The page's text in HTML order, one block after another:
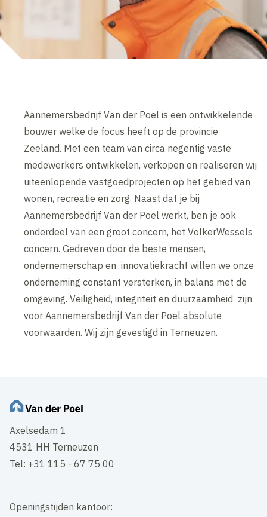
Aannemersbedrijf Van der Poel is een ontwikkelende
bouwer welke de focus heeft op de provincie
Zeeland. Met een team van circa negentig vaste
medewerkers ontwikkelen, verkopen en realiseren wij
uiteenlopende vastgoedprojecten op het gebied van
wonen, recreatie en zorg. Naast dat je bij
Aannemersbedrijf Van der Poel werkt, ben je ook
onderdeel van een groot concern, het VolkerWessels
concern. Gedreven door de beste mensen,
ondernemerschap en innovatiekracht willen we onze
onderneming constant versterken, in balans met de
omgeving. Veiligheid, integriteit en duurzaamheid zijn
voor Aannemersbedrijf Van der Poel absolute
voorwaarden. Wij zijn gevestigd in Terneuzen.
Axelsedam 1
4531 HH Terneuzen
Tel: +31 115 - 67 75 00
Openingstijden kantoor: